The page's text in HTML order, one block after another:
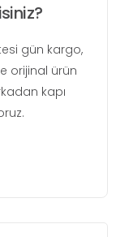
gün kargo,
orijinal ürün
kapı